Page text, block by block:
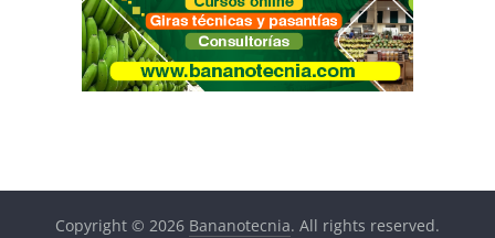
Copyright © 2026 Bananotecnia. All rights reserved.